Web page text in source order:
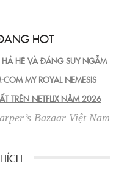
HOT
HẢ HÊ VÀ ĐÁNG SUY NGẪM
MY ROYAL NEMESIS
TRÊN NETFLIX NĂM 2026
Bazaar Việt Nam